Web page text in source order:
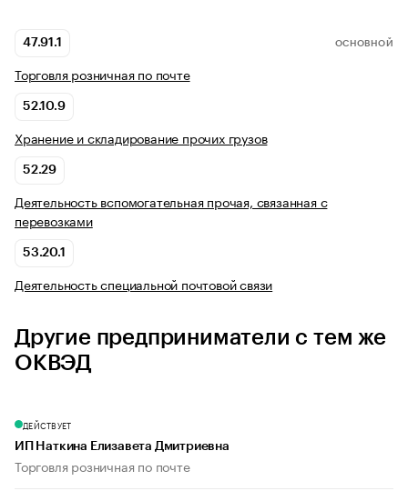
47.91.1 ОСНОВНОЙ
Торговля розничная по почте
52.10.9
Хранение и складирование прочих грузов
52.29
Деятельность вспомогательная прочая, связанная с
перевозками
53.20.1
Деятельность специальной почтовой связи
Другие предприниматели с тем же
ОКВЭД
ДЕЙСТВУЕТ
ИП Наткина Елизавета Дмитриевна
Торговля розничная по почте